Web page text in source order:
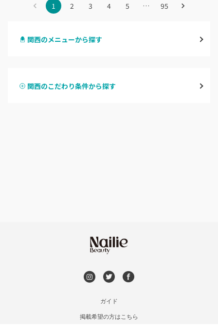
1 2 3 4 5 … 95
関西のメニューから探す
関西のこだわり条件から探す
ガイド
掲載希望の方はこちら